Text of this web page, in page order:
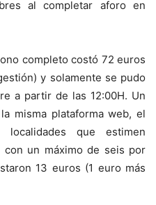
al completar aforo en
completo costó 72 euros
y solamente se pudo
a partir de las 12:00H. Un
misma plataforma web, el
que estimen
un máximo de seis por
13 euros (1 euro más